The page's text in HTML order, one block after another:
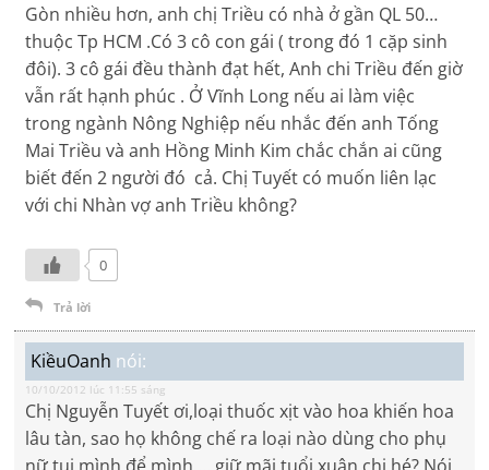
Gòn nhiều hơn, anh chị Triều có nhà ở gần QL 50…
thuộc Tp HCM .Có 3 cô con gái ( trong đó 1 cặp sinh
đôi). 3 cô gái đều thành đạt hết, Anh chi Triều đến giờ
vẫn rất hạnh phúc . Ở Vĩnh Long nếu ai làm việc
trong ngành Nông Nghiệp nếu nhắc đến anh Tống
Mai Triều và anh Hồng Minh Kim chắc chắn ai cũng
biết đến 2 người đó cả. Chị Tuyết có muốn liên lạc
với chi Nhàn vợ anh Triều không?
0
Trả lời
KiềuOanh nói:
10/10/2012 lúc 11:55 sáng
Chị Nguyễn Tuyết ơi,loại thuốc xịt vào hoa khiến hoa
lâu tàn, sao họ không chế ra loại nào dùng cho phụ